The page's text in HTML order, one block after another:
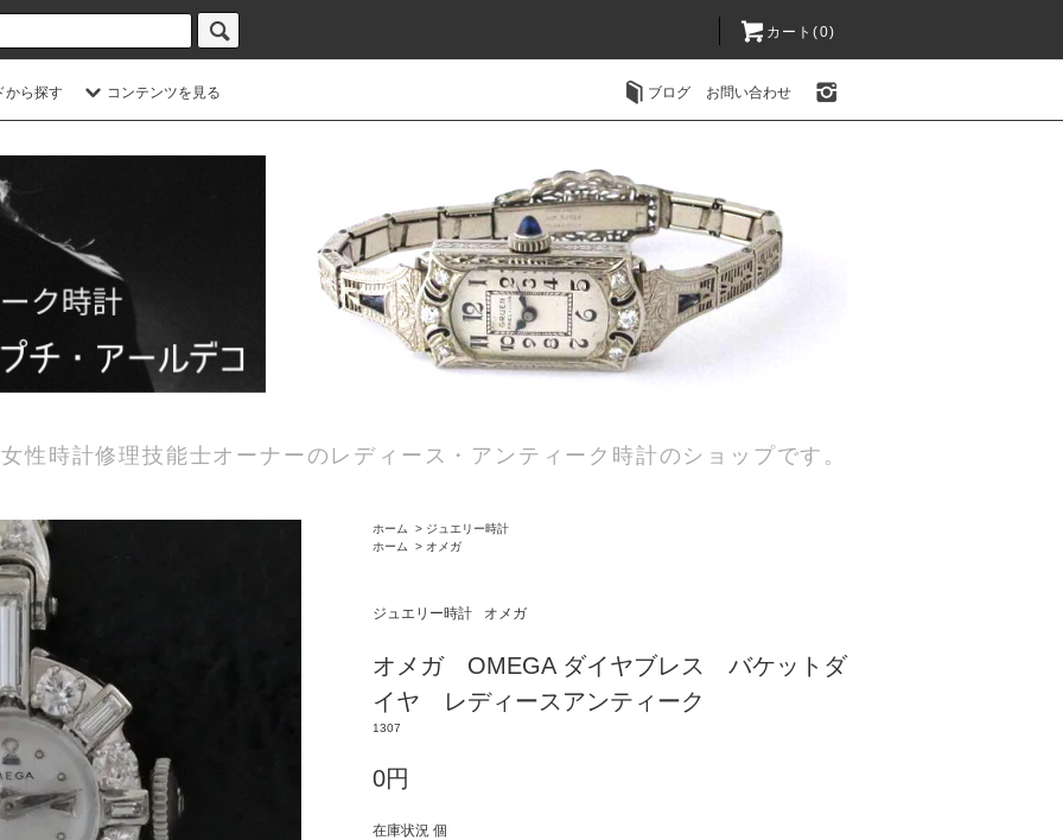
カート(0)
から探す コンテンツを見る ブログ お問い合わせ
女性時計修理技能士オーナーのレディース・アンティーク時計のショップです。
ホーム > ジュエリー時計
ホーム
> オメガ
ジュエリー時計 オメガ
オメガ OMEGA ダイヤブレス バケットダ
イヤ レディースアンティーク
1307
0円
在庫状況 個